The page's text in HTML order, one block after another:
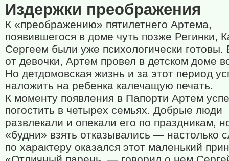
Издержки преображения
К «преображению» пятилетнего Артема,
появившегося в доме чуть позже Регинки,
Сергеем были уже психологически готовы.
от девочки, Артем провел в детском доме
Но детдомовская жизнь и за этот период
наложить на ребенка калечащую печать.
К моменту появления в Папорти Артем
погостить в четырех семьях. Добрые люди
развлекали и опекали его по праздникам,
«будни» взять отказывались — настолько
по характеру оказался этот маленький